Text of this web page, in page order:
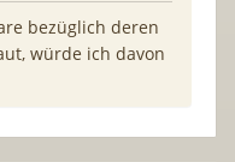
bezüglich deren
würde ich davon